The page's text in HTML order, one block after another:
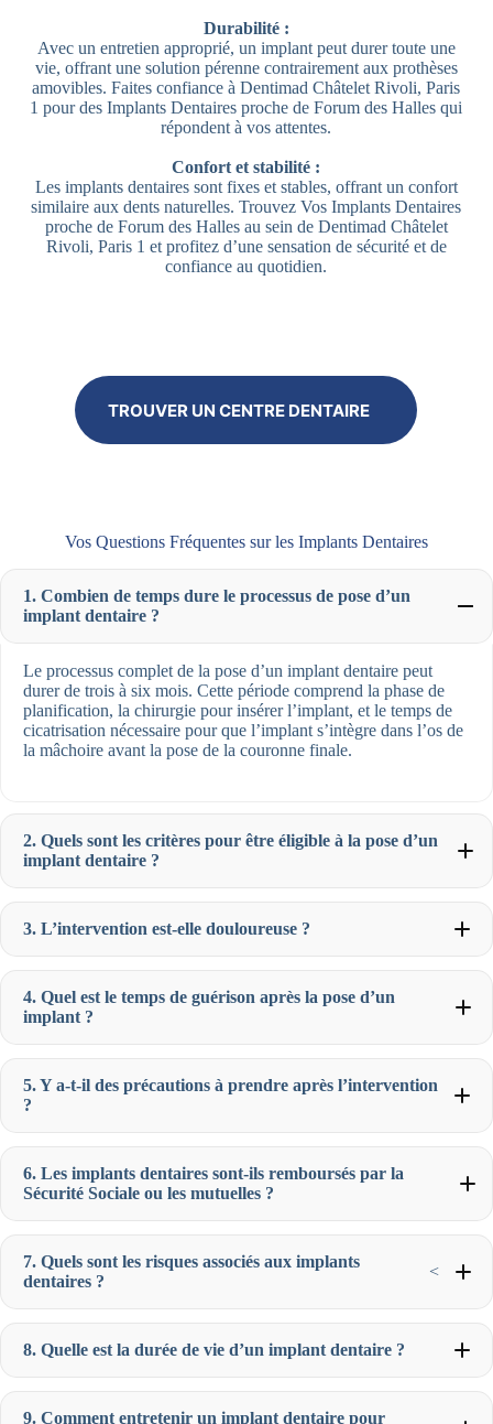
Durabilité :
Avec un entretien approprié, un implant peut durer toute une
vie, offrant une solution pérenne contrairement aux prothèses
amovibles. Faites confiance à Dentimad Châtelet Rivoli, Paris
1 pour des Implants Dentaires proche de Forum des Halles qui
répondent à vos attentes.
Confort et stabilité :
Les implants dentaires sont fixes et stables, offrant un confort
similaire aux dents naturelles. Trouvez Vos Implants Dentaires
proche de Forum des Halles au sein de Dentimad Châtelet
Rivoli, Paris 1 et profitez d’une sensation de sécurité et de
confiance au quotidien.
TROUVER UN CENTRE DENTAIRE
Vos Questions Fréquentes sur les Implants Dentaires
1. Combien de temps dure le processus de pose d’un
implant dentaire ?
Le processus complet de la pose d’un implant dentaire peut
durer de trois à six mois. Cette période comprend la phase de
planification, la chirurgie pour insérer l’implant, et le temps de
cicatrisation nécessaire pour que l’implant s’intègre dans l’os de
la mâchoire avant la pose de la couronne finale.
2. Quels sont les critères pour être éligible à la pose d’un
implant dentaire ?
3. L’intervention est-elle douloureuse ?
4. Quel est le temps de guérison après la pose d’un
implant ?
5. Y a-t-il des précautions à prendre après l’intervention
?
6. Les implants dentaires sont-ils remboursés par la
Sécurité Sociale ou les mutuelles ?
7. Quels sont les risques associés aux implants
dentaires ?
<
8. Quelle est la durée de vie d’un implant dentaire ?
9. Comment entretenir un implant dentaire pour